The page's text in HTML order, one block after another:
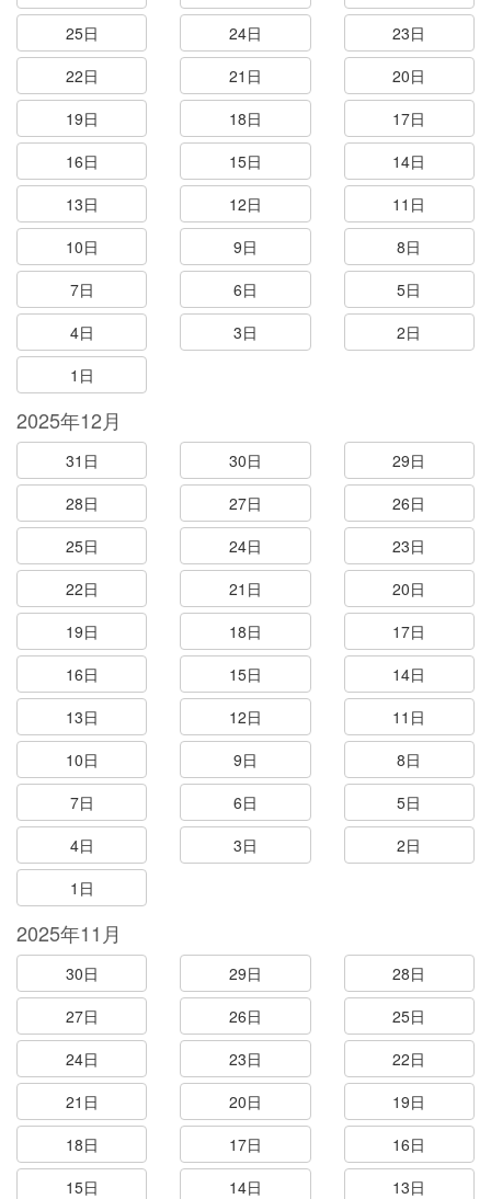
25日
24日
23日
22日
21日
20日
19日
18日
17日
16日
15日
14日
13日
12日
11日
10日
9日
8日
7日
6日
5日
4日
3日
2日
1日
2025年12月
31日 30日
29日
28日
27日
26日
25日
24日
23日
22日
21日
20日
19日
18日
17日
16日
15日
14日
13日
12日
11日
10日
9日
8日
7日
6日
5日
4日
3日
2日
1日
2025年11月
30日 29日
28日
27日
26日
25日
24日
23日
22日
21日
20日
19日
18日
17日
16日
15日
14日
13日